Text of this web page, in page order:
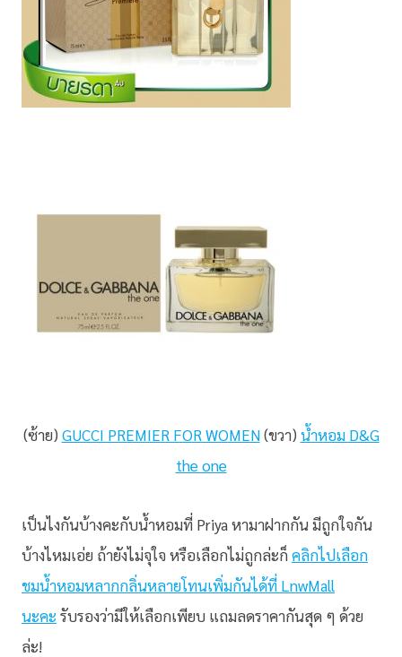
(ซ้าย) GUCCI PREMIER FOR WOMEN(ขวา) น้ำหอม D&G
the one
เป็นไงกันบ้างคะกับน้ำหอมที่ Priya หามาฝากกัน มีถูกใจกัน
บ้างไหมเอ่ย ถ้ายังไม่จุใจ หรือเลือกไม่ถูกล่ะก็ คลิกไปเลือก
ชมน้ำหอมหลากกลิ่นหลายโทนเพิ่มกันได้ที่ LnwMall
นะคะ รับรองว่ามีให้เลือกเพียบ แถมลดราคากันสุด ๆ ด้วย
ล่ะ!